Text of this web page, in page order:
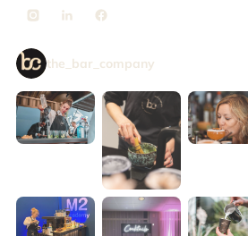
the_bar_company